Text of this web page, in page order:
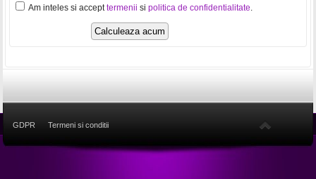
Am inteles si accepttermenii si politica de confidentialitate
GDPR Termeni si conditii